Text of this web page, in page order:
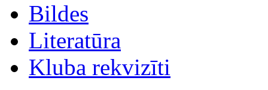
Bildes
Literatūra
Kluba rekvizīti